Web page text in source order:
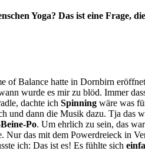
Yoga? Das ist eine Frage,
of Balance hatte in Dornbirn
wurde es mir zu blöd. Immer
dachte ich Spinning wäre was
und dann die Musik dazu. Tja das
Po. Um ehrlich zu sein, das
Nur das mit dem Powerdreieck in
ich: Das ist es! Es fühlte sich